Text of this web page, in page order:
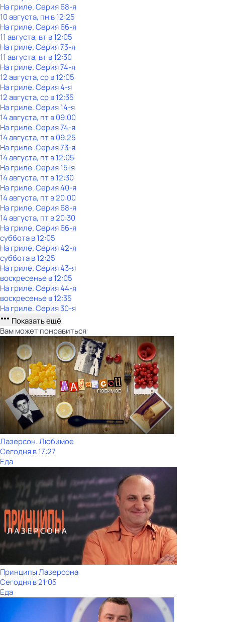
На гриле. Серия 68-я
10 августа, пн в 12:25
На гриле. Серия 66-я
11 августа, вт в 12:05
На гриле. Серия 73-я
11 августа, вт в 12:30
На гриле. Серия 74-я
12 августа, ср в 12:05
На гриле. Серия 4-я
12 августа, ср в 12:35
На гриле. Серия 14-я
14 августа, пт в 09:00
На гриле. Серия 74-я
14 августа, пт в 09:25
На гриле. Серия 73-я
14 августа, пт в 12:05
На гриле. Серия 15-я
14 августа, пт в 12:30
На гриле. Серия 40-я
14 августа, пт в 20:00
На гриле. Серия 68-я
14 августа, пт в 20:30
На гриле. Серия 66-я
субботав12:05
На гриле. Серия 42-я
субботав12:25
На гриле. Серия 43-я
воскресенье в12:05
На гриле. Серия 44-я
воскресенье в12:35
На гриле. Серия 30-я
Показать ещё
Вам может понравиться
Лазерсон. Любимое
Сегодня в 17:27
Еда
Принципы Лазерсона
Сегодня в 21:05
Еда